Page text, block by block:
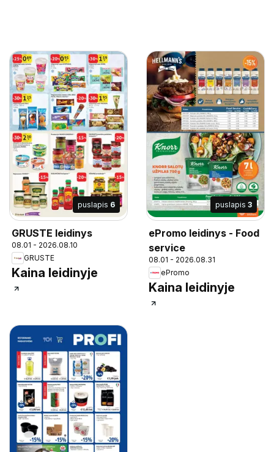
puslapis 6
GRUSTE leidinys
08.01 - 2026.08.10
GRUSTE
Kaina leidinyje
puslapis 3
ePromo leidinys - Food
service
08.01 - 2026.08.31
ePromo
Kaina leidinyje